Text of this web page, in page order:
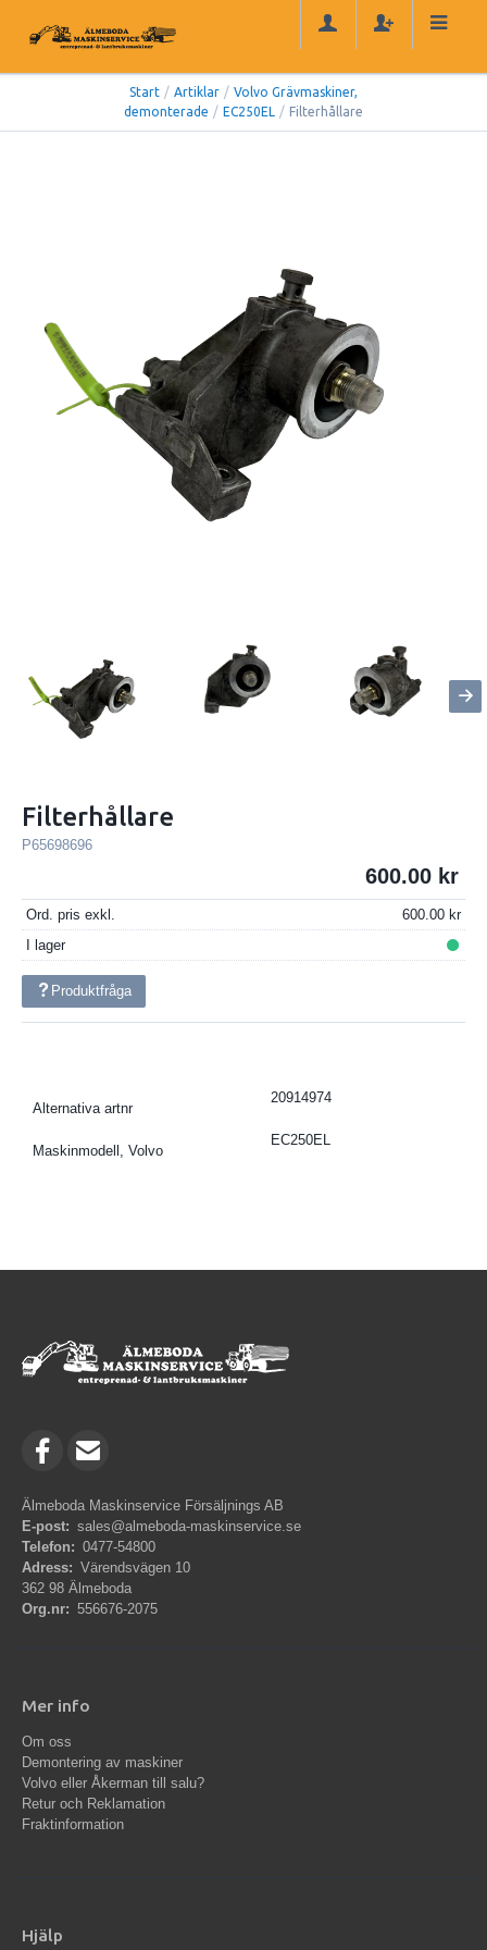
Start / Artiklar / Volvo Grävmaskiner,
demonterade / EC250EL / Filterhållare
Filterhållare
P65698696
600.00
Ord. pris exkl.
600.00
I lager
Produktfråga
Alternativa artnr
20914974
Maskinmodell, Volvo
EC250EL
Älmeboda Maskinservice Försäljnings AB
E-post: sales@almeboda-maskinservice.se
Telefon: 0477-54800
Adress: Värendsvägen 10
362 98 Älmeboda
Org.nr: 556676-2075
Mer info
Om oss
Demontering av maskiner
Volvo eller Åkerman till salu?
Retur och Reklamation
Fraktinformation
Hjälp